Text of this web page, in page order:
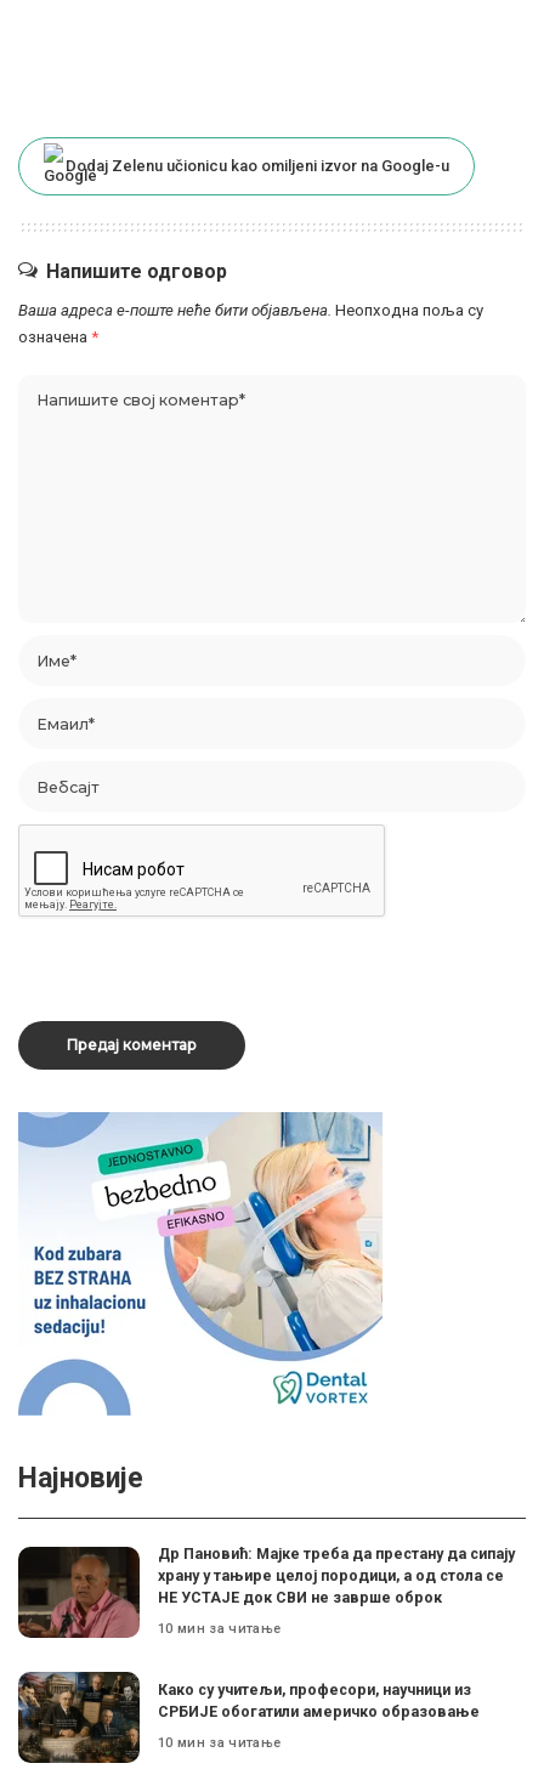
Dodaj Zelenu učionicu kao omiljeni izvor na Google-u
Напишите одговор
Ваша адреса е-поште неће бити објављена. Неопходна поља су
означена *
Најновије
Др Пановић: Мајке треба да престану да сипају
храну у тањире целој породици, а од стола се
НЕ УСТАЈЕ док СВИ не заврше оброк
10 мин за читање
Како су учитељи, професори, научници из
СРБИЈЕ обогатили америчко образовање
10 мин за читање